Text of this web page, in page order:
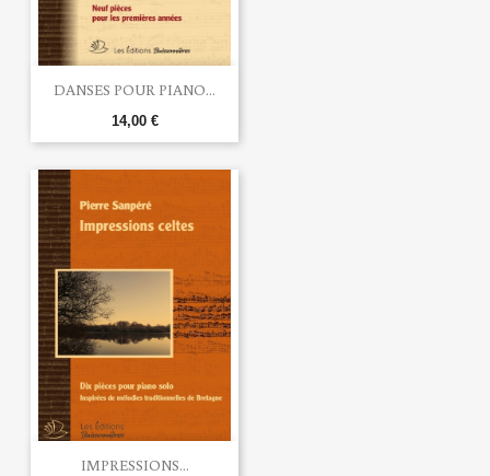
DANSES POUR PIANO...
14,00 €
IMPRESSIONS...